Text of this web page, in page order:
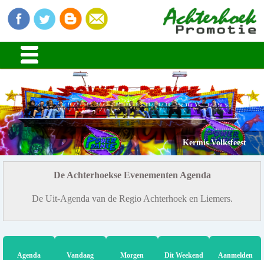
Kermis Volksfeest
De Achterhoekse Evenementen Agenda
De Uit-Agenda van de Regio Achterhoek en Liemers.
Agenda Vandaag Morgen Dit Weekend Aanmelden